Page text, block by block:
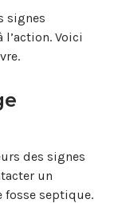
signes
Voici
des signes
un
fosse septique.